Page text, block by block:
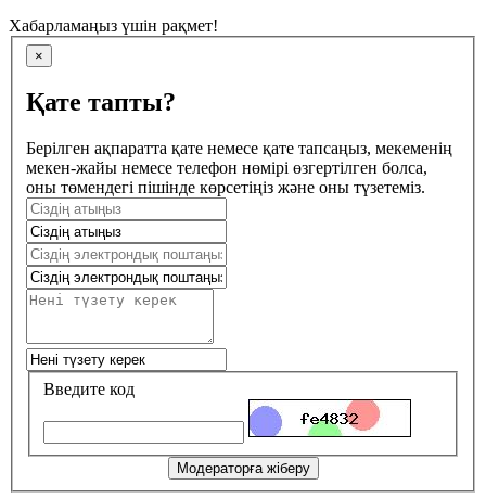
Хабарламаңыз үшін рақмет!
×
Қате тапты?
Берілген ақпаратта қате немесе қате тапсаңыз, мекеменің
мекен-жайы немесе телефон нөмірі өзгертілген болса,
оны төмендегі пішінде көрсетіңіз және оны түзетеміз.
Введите код
Модераторға жіберу